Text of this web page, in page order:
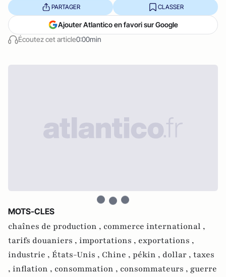
Écoutez cet article0:00min
PARTAGER CLASSER
Ajouter Atlantico en favori sur Google
MOTS-CLES
chaînes de production , commerce international ,
tarifs douaniers , importations , exportations ,
industrie , États-Unis , Chine , pékin , dollar , taxes
, inflation , consommation , consommateurs , guerre